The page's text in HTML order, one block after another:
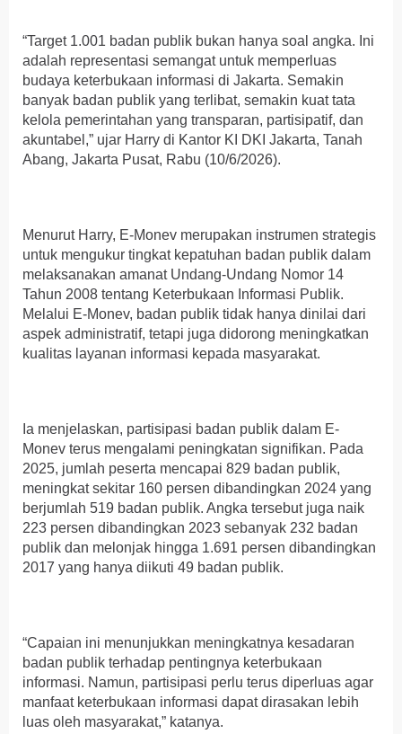
“Target 1.001 badan publik bukan hanya soal angka. Ini
adalah representasi semangat untuk memperluas
budaya keterbukaan informasi di Jakarta. Semakin
banyak badan publik yang terlibat, semakin kuat tata
kelola pemerintahan yang transparan, partisipatif, dan
akuntabel,” ujar Harry di Kantor KI DKI Jakarta, Tanah
Abang, Jakarta Pusat, Rabu (10/6/2026).
Menurut Harry, E-Monev merupakan instrumen strategis
untuk mengukur tingkat kepatuhan badan publik dalam
melaksanakan amanat Undang-Undang Nomor 14
Tahun 2008 tentang Keterbukaan Informasi Publik.
Melalui E-Monev, badan publik tidak hanya dinilai dari
aspek administratif, tetapi juga didorong meningkatkan
kualitas layanan informasi kepada masyarakat.
Ia menjelaskan, partisipasi badan publik dalam E-
Monev terus mengalami peningkatan signifikan. Pada
2025, jumlah peserta mencapai 829 badan publik,
meningkat sekitar 160 persen dibandingkan 2024 yang
berjumlah 519 badan publik. Angka tersebut juga naik
223 persen dibandingkan 2023 sebanyak 232 badan
publik dan melonjak hingga 1.691 persen dibandingkan
2017 yang hanya diikuti 49 badan publik.
“Capaian ini menunjukkan meningkatnya kesadaran
badan publik terhadap pentingnya keterbukaan
informasi. Namun, partisipasi perlu terus diperluas agar
manfaat keterbukaan informasi dapat dirasakan lebih
luas oleh masyarakat,” katanya.